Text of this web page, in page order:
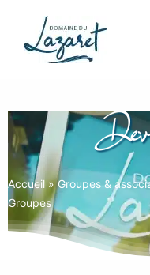
contenu
Accueil»Groupes &
Groupes